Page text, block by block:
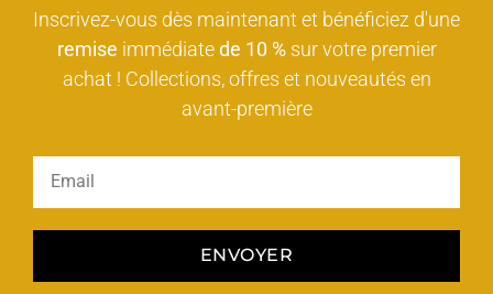
Inscrivez-vous dès maintenant et bénéficiez d'une
remise immédiatede 10 %sur votre premier
achat ! Collections, offres et nouveautés en
avant-première
ENVOYER